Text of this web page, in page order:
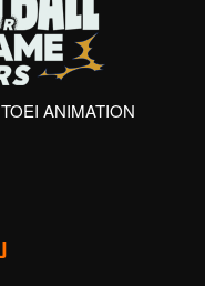
ANIMATION